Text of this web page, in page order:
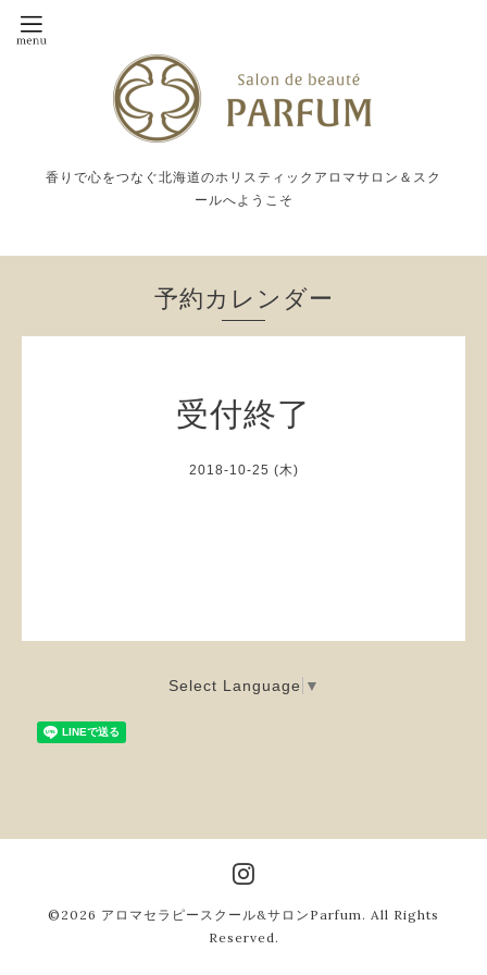
香りで心をつなぐ北海道のホリスティックアロマサロン＆スク
ールへようこそ
予約カレンダー
受付終了
2018-10-25 (木)
Select Language ▼
©2026 アロマセラピースクール&サロンParfum . All Rights
Reserved.